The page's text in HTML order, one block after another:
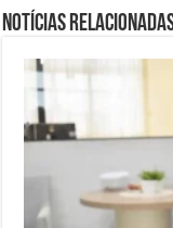
Notícias